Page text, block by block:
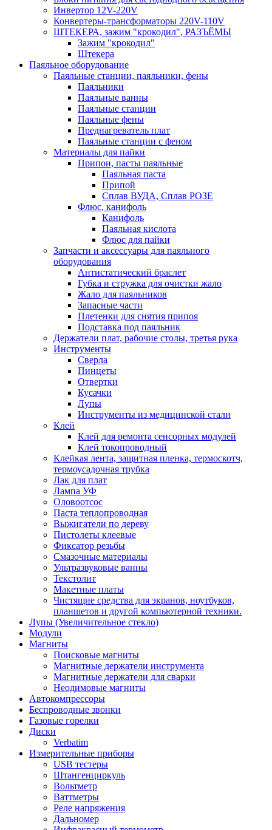
Инвертор 12V-220V
Конвертеры-трансформаторы 220V-110V
ШТЕКЕРА, зажим "крокодил", РАЗЪЁМЫ
Зажим "крокодил"
Штекера
Паяльное оборудование
Паяльные станции, паяльники, фены
Паяльники
Паяльные ванны
Паяльные станции
Паяльные фены
Преднагреватель плат
Паяльные станции с феном
Материалы для пайки
Припои, пасты паяльные
Паяльная паста
Припой
Сплав ВУДА, Сплав РОЗЕ
Флюс, канифоль
Канифоль
Паяльная кислота
Флюс для пайки
Запчасти и аксессуары для паяльного
оборудования
Антистатический браслет
Губка и стружка для очистки жало
Жало для паяльников
Запасные части
Плетенки для снятия припоя
Подставка под паяльник
Держатели плат, рабочие столы, третья рука
Инструменты
Сверла
Пинцеты
Отвертки
Кусачки
Лупы
Инструменты из медицинской стали
Клей
Клей для ремонта сенсорных модулей
Клей токопроводный
Клейкая лента, защитная пленка, термоскотч,
термоусадочная трубка
Лак для плат
Лампа УФ
Оловоотсос
Паста теплопроводная
Выжигатели по дереву
Пистолеты клеевые
Фиксатор резьбы
Смазочные материалы
Ультразвуковые ванны
Текстолит
Макетные платы
Чистящие средства для экранов, ноутбуков,
планшетов и другой компьютерной техники.
Лупы (Увеличительное стекло)
Модули
Магниты
Поисковые магниты
Магнитные держатели инструмента
Магнитные держатели для сварки
Неодимовые магниты
Автокомпрессоры
Беспроводные звонки
Газовые горелки
Диски
Verbatim
Измерительные приборы
USB тестеры
Штангенциркуль
Вольтметр
Ваттметры
Реле напряжения
Дальномер